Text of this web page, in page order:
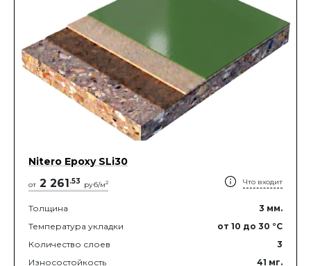
Nitero Epoxy SLi30
от 2 261.53 руб/м2 Что входит
Толщина 3 мм.
Температура укладки
от 10 до 30 °C
Количество слоев
3
Износостойкость
41 мг.